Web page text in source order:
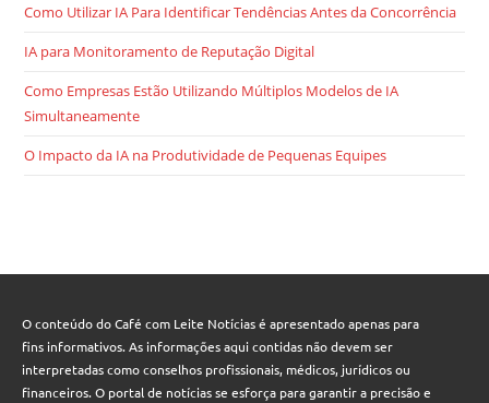
Como Utilizar IA Para Identificar Tendências Antes da Concorrência
IA para Monitoramento de Reputação Digital
Como Empresas Estão Utilizando Múltiplos Modelos de IA
Simultaneamente
O Impacto da IA na Produtividade de Pequenas Equipes
O conteúdo do Café com Leite Notícias é apresentado apenas para
fins informativos. As informações aqui contidas não devem ser
interpretadas como conselhos profissionais, médicos, jurídicos ou
financeiros. O portal de notícias se esforça para garantir a precisão e